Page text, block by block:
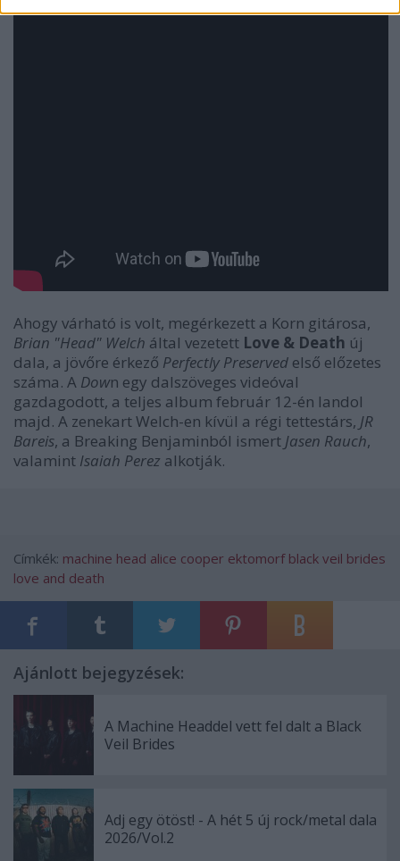
Ahogy várható is volt, megérkezett a Korn gitárosa,
Brian "Head" Welch által vezetett Love & Death új
dala, a jövőre érkező Perfectly Preserved első előzetes
száma. A Down egy dalszöveges videóval
gazdagodott, a teljes album február 12-én landol
majd. A zenekart Welch-en kívül a régi tettestárs, JR
Bareis, a Breaking Benjaminból ismert Jasen Rauch,
valamint Isaiah Perez alkotják.
Címkék: machine head alice cooper ektomorf black veil brides
love and death
Ajánlott bejegyzések:
A Machine Headdel vett fel dalt a Black
Veil Brides
Adj egy ötöst! - A hét 5 új rock/metal dala
2026/Vol.2